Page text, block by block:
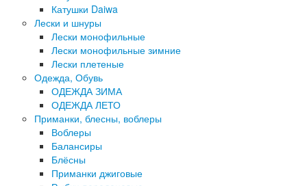
Катушки Daiwa
Лески и шнуры
Лески монофильные
Лески монофильные зимние
Лески плетеные
Одежда, Обувь
ОДЕЖДА ЗИМА
ОДЕЖДА ЛЕТО
Приманки, блесны, воблеры
Воблеры
Балансиры
Блёсны
Приманки джиговые